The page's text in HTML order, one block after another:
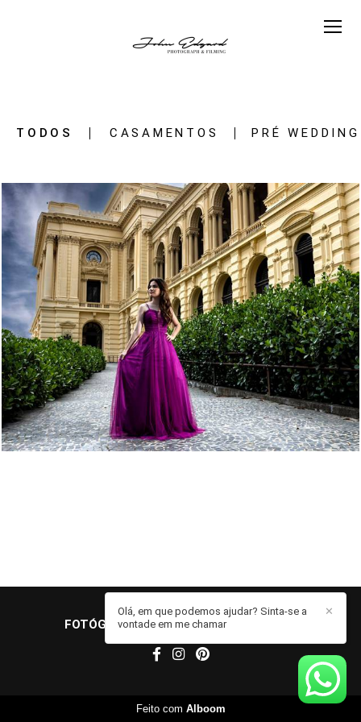
TODOS CASAMENTOS PRÉ WEDDING
1189 0
FOTÓGRAFO JOHN EDGARD/
✕
Olá, em que podemos ajudar? Sinta-se a
vontade em me chamar
Feito com Alboom